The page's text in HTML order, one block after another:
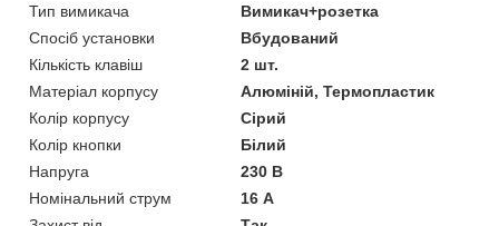
Тип вимикача
Вимикач+розетка
Спосіб установки
Вбудований
Кількість клавіш
2 шт.
Матеріал корпусу
Алюміній, Термопластик
Колір корпусу
Сірий
Колір кнопки
Білий
Напруга
230 В
Номінальний струм
16 А